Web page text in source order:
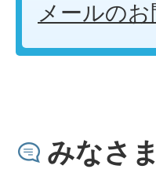
メールの
みなさ